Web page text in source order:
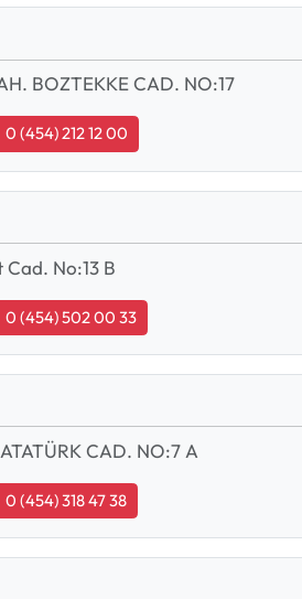
BOZTEKKE CAD. NO:17
0 (454) 212 12 00
Cad. No:13 B
0 (454) 502 00 33
CAD. NO:7 A
0 (454) 318 47 38